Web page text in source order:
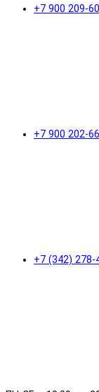
+7 900 209-
+7 900 202-
+7 (342) 278-